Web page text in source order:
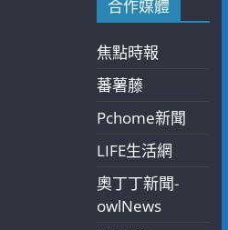
合作媒體
焦點時報
蕃薯藤
Pchome新聞
LIFE生活網
奧丁丁新聞-
owlNews